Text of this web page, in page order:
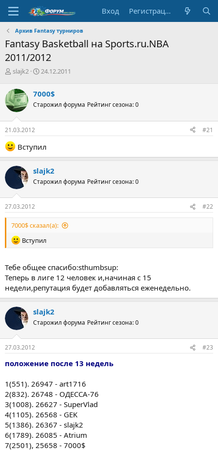
Вход Регистрация
Архив Fantasy турниров
Fantasy Basketball на Sports.ru.NBA
2011/2012
А
т
о
р
т
е
м
ы
slajk2
Д
а
н
ч
а
24.12.2011
7000$
Старожил форума Рейтинг сезона: 0
21.03.2012 #21
Вступил
slajk2
Старожил форума Рейтинг сезона: 0
27.03.2012 #22
7000$ сказал(а):
Вступил
Тебе общее спасибо:sthumbsup:
Теперь в лиге 12 человек и,начиная с 15
недели,репутация будет добавляться еженедельно.
slajk2
Старожил форума Рейтинг сезона: 0
27.03.2012 #23
положение после 13 недель
1(551). 26947 - art1716
2(832). 26748 - ОДЕССА-76
3(1008). 26627 - SuperVlad
4(1105). 26568 - GEK
5(1386). 26367 - slajk2
6(1789). 26085 - Atrium
7(2501), 25658 - 7000$